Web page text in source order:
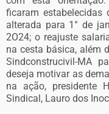
ficaram
alterada para 1° de
2O24; o reajuste
na cesta básica, além
Sindconstrucivil-MA
deseja motivar as
na ação, presidente
Sindical, Lauro dos